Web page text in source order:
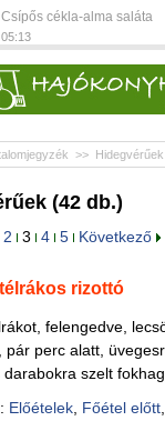
Csípős cékla-alma saláta
05:13
>> Hidegvérűek
(42 db.)
2 3 4 5 Következő
rizottó
felengedve,
pár perc alatt,
darabokra szelt
: Előételek, Főétel előtt,